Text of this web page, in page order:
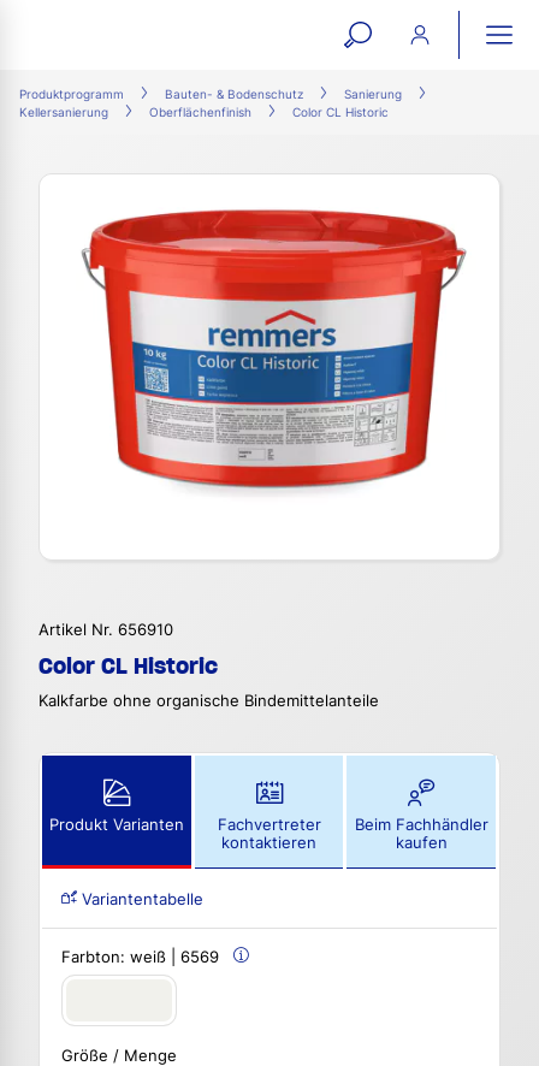
open
search
Produktprogramm Bauten- & Bodenschutz
Sanierung
Kellersanierung
Oberflächenfinish Color CL Historic
Artikel Nr. 656910
Color CL Historic
Kalkfarbe ohne organische Bindemittelanteile
Produkt Varianten
Fachvertreter
kontaktieren
Beim Fachhändler
kaufen
Variantentabelle
Farbton: weiß | 6569
Größe / Menge